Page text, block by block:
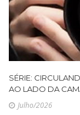
SÉRIE:
AO LADO DA
Julho/2026